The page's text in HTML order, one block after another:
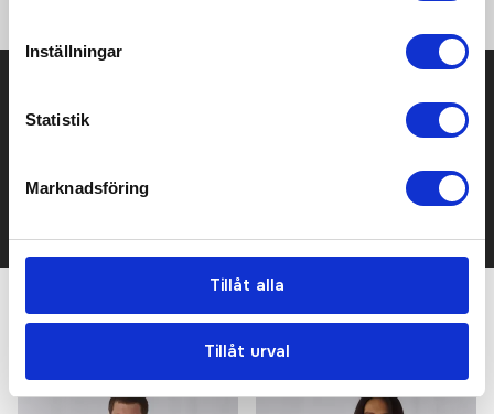
Inställningar
Statistik
Marknadsföring
Tillåt alla
Tillåt urval
Kontakta oss här för att få förslag på produkt och pris över
Det går också utmärkt att bara ställa frågor!
Relaterade produkter